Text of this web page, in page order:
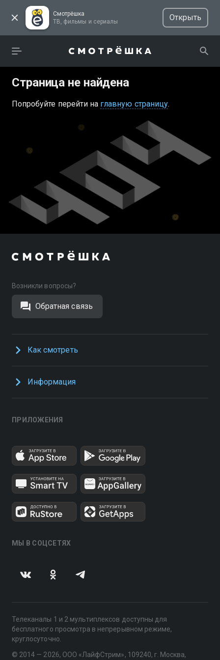
Смотрёшка
ТВ, фильмы и сериалы
Открыть
Страница не найдена
Попробуйте перейти на главную страницу.
Возникли вопросы?
Обратная связь
Как смотреть
Информация
ПРИЛОЖЕНИЯ
МЫ В СОЦСЕТЯХ
Телеканалы 1 и 2 мультиплексов доступны для
бесплатного просмотра в непрерывном режиме,
круглосуточно.
© 2014 — 2026, ООО «ЛайфСтрим», 109240, г. Москва,